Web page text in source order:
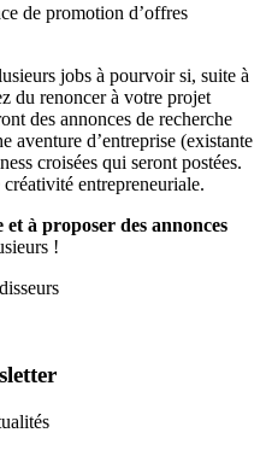
de promotion d’offres
jobs à pourvoir si, suite à
du renoncer à votre projet
des annonces de recherche
aventure d’entreprise (existante
croisées qui seront postées.
entrepreneuriale.
et à proposer des annonces
!